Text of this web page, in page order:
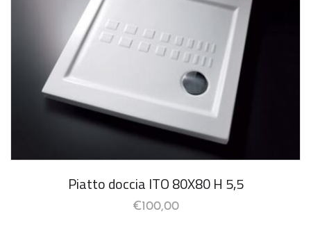
Piatto doccia ITO 80X80 H 5,5
€100,00